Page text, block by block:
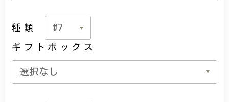
種類
ギフトボックス